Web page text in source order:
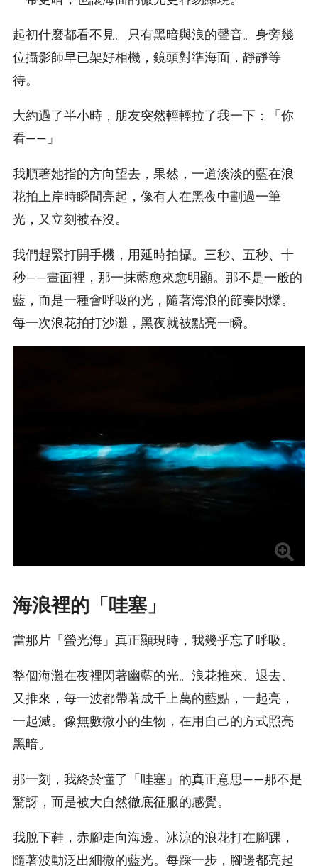
起初什麼都看不見。只有黑暗與浪的聲音。身旁幾
位攝影師早已架好相機，鏡頭對準海面，靜靜等
待。
大約過了半小時，朋友突然輕輕拉了我一下：「你
看——」
我順著她指的方向望去，果然，一道淡淡的藍在浪
花拍上岸時瞬間亮起，像有人在黑夜中劃過一筆
光，又立刻被吞沒。
我們趕緊打開手機，用延時拍攝。三秒、五秒、十
秒——畫面裡，那一抹藍愈來愈明顯。那不是一般的
藍，而是一種會呼吸的光，隨著海浪的節奏閃爍。
每一次浪花拍打沙灘，黑夜就被點亮一瞬。
海浪裡的「哇塞」
當那片「螢光海」真正顯現時，我幾乎忘了呼吸。
整個海灘在夜裡閃著幽藍的光。浪花推來、退去、
又推來，每一波都帶著成千上萬的藍點，一起亮，
一起滅。像無數微小的生物，在用自己的方式照亮
黑暗。
那一刻，我終於懂了「哇塞」的真正意思——那不是
驚訝，而是被大自然徹底征服的感覺。
我脫下鞋，赤腳走向海邊。冰涼的浪花打在腳踝，
隨著波動泛出細微的藍光。每踩一步，腳邊都亮起